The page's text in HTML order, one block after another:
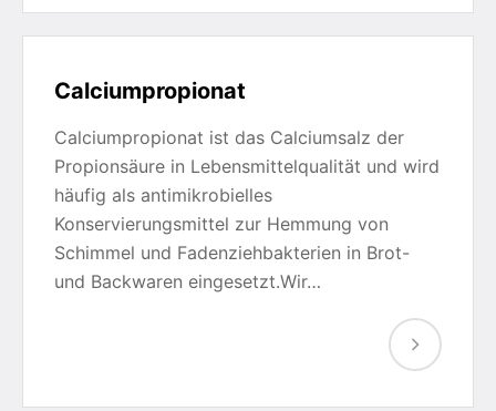
Calciumpropionat
Calciumpropionat ist das Calciumsalz der
Propionsäure in Lebensmittelqualität und wird
häufig als antimikrobielles
Konservierungsmittel zur Hemmung von
Schimmel und Fadenziehbakterien in Brot-
und Backwaren eingesetzt.Wir…